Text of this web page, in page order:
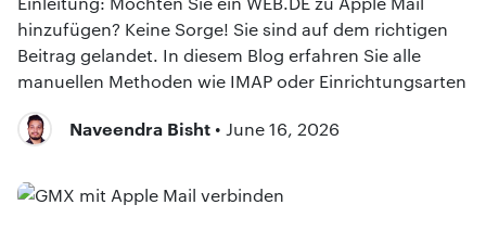
hinzufügen? Keine Sorge! Sie sind auf dem richtigen
Beitrag gelandet. In diesem Blog erfahren Sie alle
manuellen Methoden wie IMAP oder Einrichtungsarten
Naveendra Bisht • June 16, 2026